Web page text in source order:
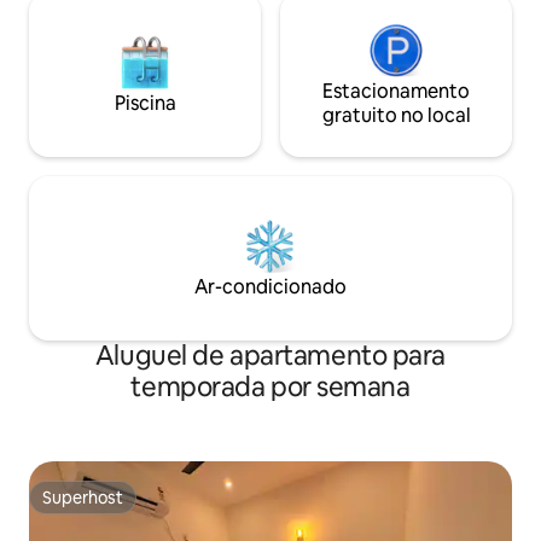
Piscina
Estacionamento
gratuito no local
Ar-condicionado
Aluguel de apartamento para
temporada por semana
Superhost
Superhost